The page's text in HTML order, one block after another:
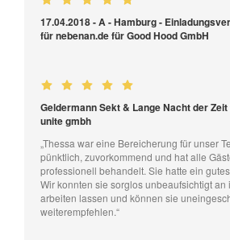
17.04.2018 - A - Hamburg -
für nebenan.de für Good Hood GmbH
Geldermann Sekt & Lange Nacht der
unite gmbh
„Thessa war eine Bereicherung für unser
pünktlich, zuvorkommend und hat alle
professionell behandelt. Sie hatte ein
Wir konnten sie sorglos unbeaufsichtigt an
arbeiten lassen und können sie
weiterempfehlen.“